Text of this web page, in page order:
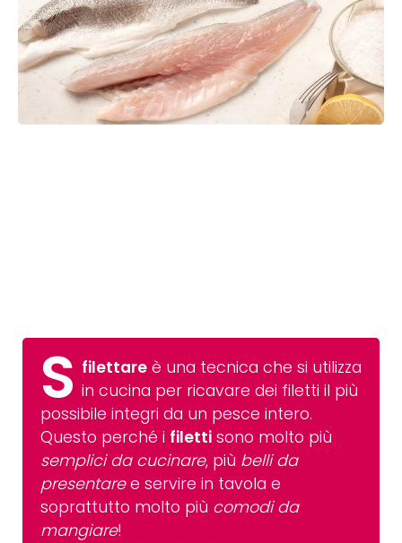
S filettare è una tecnica che si utilizza
in cucina per ricavare dei filetti il più
possibile integri da un pesce intero.
Questo perché i filetti sono molto più
semplici da cucinare, più belli da
presentaree servire in tavola e
soprattutto molto più comodi da
mangiare!